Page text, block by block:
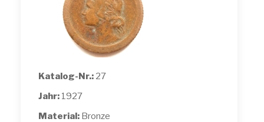
Katalog-Nr.: 27
Jahr: 1927
Material: Bronze